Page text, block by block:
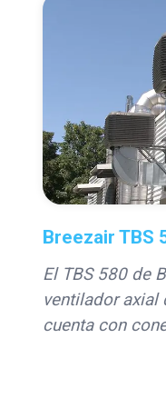
Breezair TBS
El TBS 580 de
ventilador axial
cuenta con